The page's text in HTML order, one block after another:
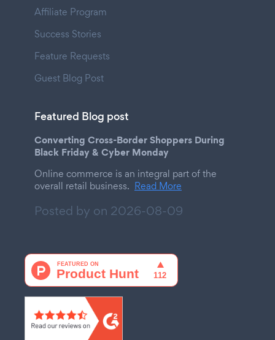
Affiliate Program
Success Stories
Feature Requests
Guest Blog Post
Featured Blog post
Converting Cross-Border Shoppers During
Black Friday & Cyber Monday
Online commerce is an integral part of the
overall retail business. Read More
Posted by on 2026-08-09